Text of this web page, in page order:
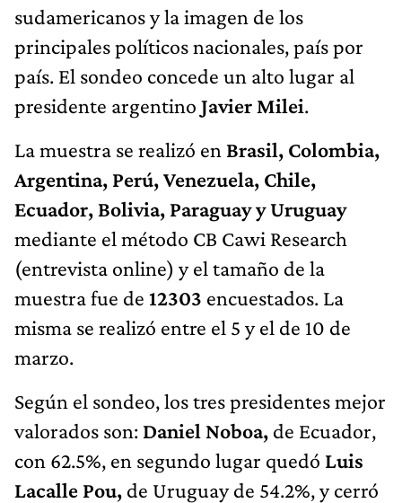
sudamericanos y la imagen de los
principales políticos nacionales, país por
país. El sondeo concede un alto lugar al
presidente argentino Javier Milei.
La muestra se realizó en Brasil, Colombia,
Argentina, Perú, Venezuela, Chile,
Ecuador, Bolivia, Paraguay y Uruguay
mediante el método CB Cawi Research
(entrevista online) y el tamaño de la
muestra fue de 12303 encuestados. La
misma se realizó entre el 5 y el de 10 de
marzo.
Según el sondeo, los tres presidentes mejor
valorados son: Daniel Noboa, de Ecuador,
con 62.5%, en segundo lugar quedó Luis
Lacalle Pou, de Uruguay de 54.2%, y cerró